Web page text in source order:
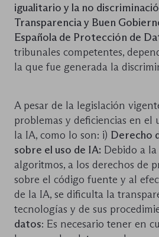
igualitario y la no
Transparencia y Buen
Española de Protección de
tribunales competentes,
la que fue generada la
A pesar de la legislación
problemas y deficiencias en el
la IA, como lo son: i) Derecho
sobre el uso de IA: Debido a
algoritmos, a los derechos de
sobre el código fuente y al
de la IA, se dificulta la
tecnologías y de sus
datos: Es necesario tener en